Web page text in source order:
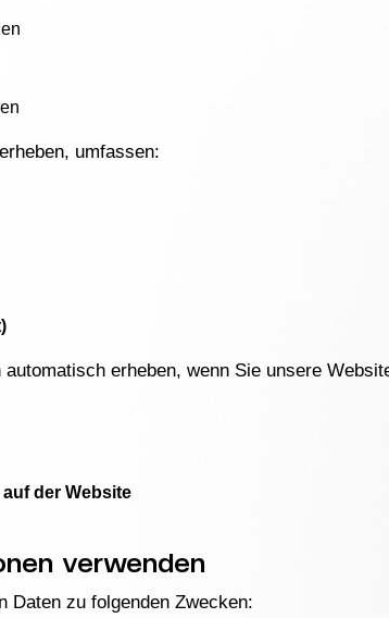
umfassen:
erheben, wenn Sie unsere
der Website
verwenden
Daten zu folgenden Zwecken: